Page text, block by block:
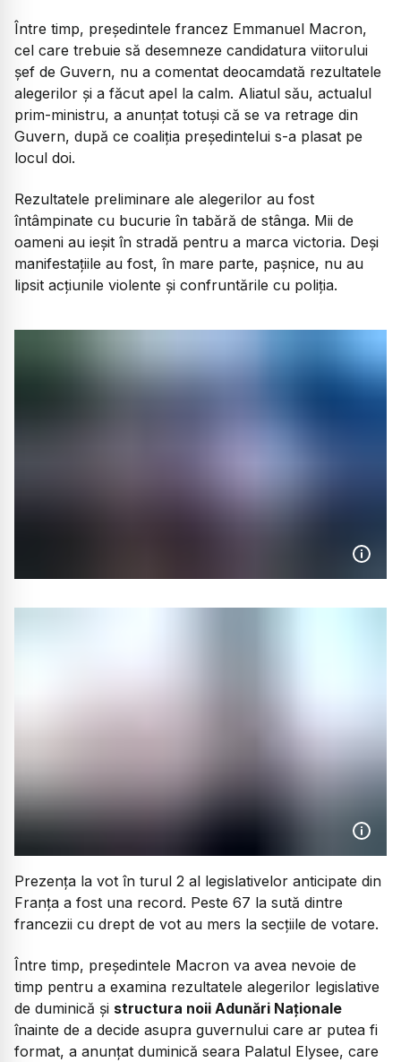
Între timp, președintele francez Emmanuel Macron,
cel care trebuie să desemneze candidatura viitorului
șef de Guvern, nu a comentat deocamdată rezultatele
alegerilor și a făcut apel la calm. Aliatul său, actualul
prim-ministru, a anunțat totuși că se va retrage din
Guvern, după ce coaliția președintelui s-a plasat pe
locul doi.
Rezultatele preliminare ale alegerilor au fost
întâmpinate cu bucurie în tabără de stânga. Mii de
oameni au ieșit în stradă pentru a marca victoria. Deși
manifestațiile au fost, în mare parte, pașnice, nu au
lipsit acțiunile violente și confruntările cu poliția.
Prezența la vot în turul 2 al legislativelor anticipate din
Franța a fost una record. Peste 67 la sută dintre
francezii cu drept de vot au mers la secțiile de votare.
Între timp, preşedintele Macron va avea nevoie de
timp pentru a examina rezultatele alegerilor legislative
de duminică şi structura noii Adunări Naţionale
înainte de a decide asupra guvernului care ar putea fi
format, a anunţat duminică seara Palatul Elysee, care